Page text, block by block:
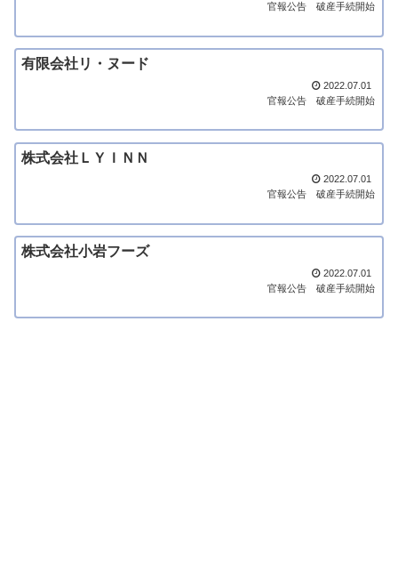
官報公告
破産手続開始
有限会社リ・ヌード
2022.07.01
官報公告
破産手続開始
株式会社ＬＹＩＮＮ
2022.07.01
官報公告
破産手続開始
株式会社小岩フーズ
2022.07.01
官報公告
破産手続開始